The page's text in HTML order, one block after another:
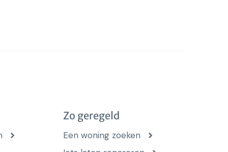
Zo geregeld
Een woning zoeken